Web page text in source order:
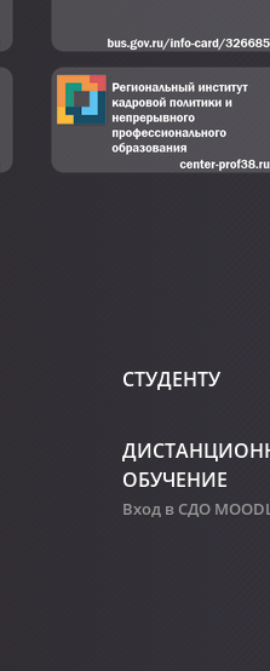
СТУДЕНТУ
ОБУЧЕНИЕ
Вход в СДО